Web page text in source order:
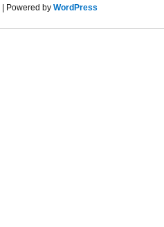
| Powered by WordPress